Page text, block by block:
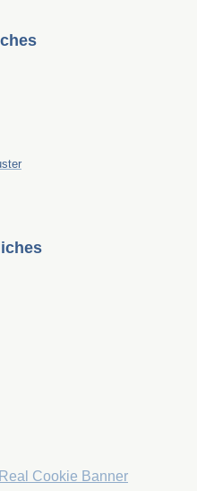
Cookie Banner